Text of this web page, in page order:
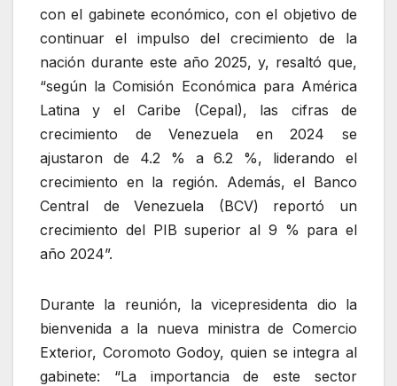
con el gabinete económico, con el objetivo de
continuar el impulso del crecimiento de la
nación durante este año 2025, y, resaltó que,
“según la Comisión Económica para América
Latina y el Caribe (Cepal), las cifras de
crecimiento de Venezuela en 2024 se
ajustaron de 4.2 % a 6.2 %, liderando el
crecimiento en la región. Además, el Banco
Central de Venezuela (BCV) reportó un
crecimiento del PIB superior al 9 % para el
año 2024”.
Durante la reunión, la vicepresidenta dio la
bienvenida a la nueva ministra de Comercio
Exterior, Coromoto Godoy, quien se integra al
gabinete: “La importancia de este sector